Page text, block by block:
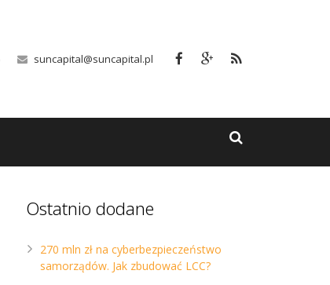
suncapital@suncapital.pl
Ostatnio dodane
270 mln zł na cyberbezpieczeństwo
samorządów. Jak zbudować LCC?